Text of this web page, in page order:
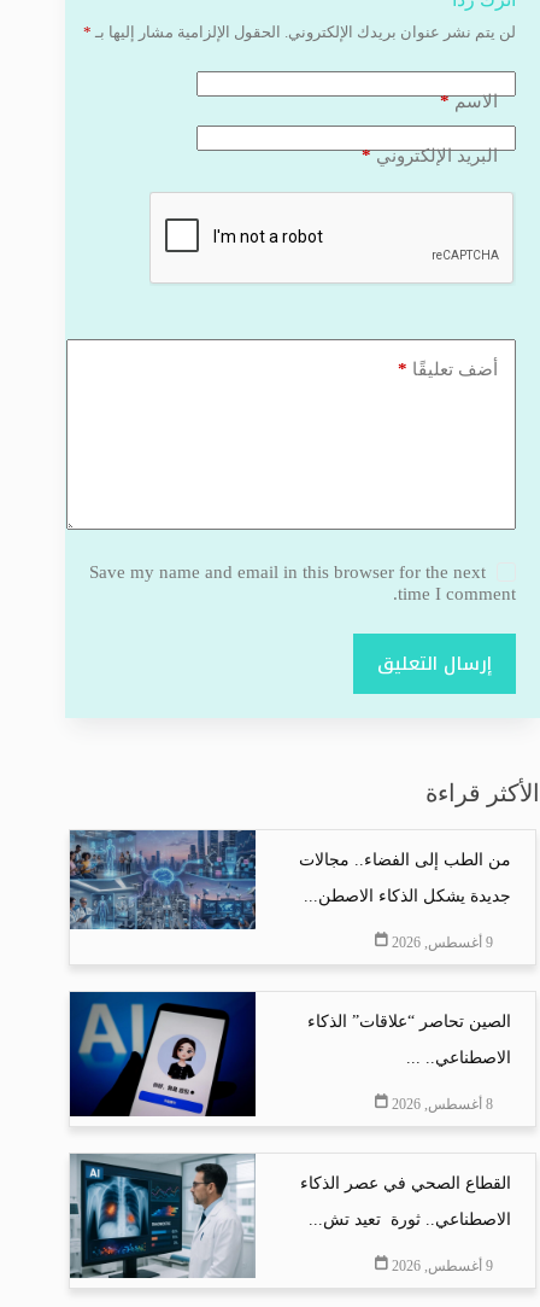
لن يتم نشر عنوان بريدك الإلكتروني. الحقول الإلزامية مشار إليها بـ *
الاسم*
البريد الإلكتروني*
أضف تعليقًا *
Save my name and email in this browser for the next
time I comment.
إرسال التعليق
الأكثر قراءة
من الطب إلى الفضاء.. مجالات
جديدة يشكل الذكاء الاصطن...
9 أغسطس, 2026
الصين تحاصر “علاقات” الذكاء
الاصطناعي.. ...
8 أغسطس, 2026
القطاع الصحي في عصر الذكاء
الاصطناعي.. ثورة تعيد تش...
9 أغسطس, 2026